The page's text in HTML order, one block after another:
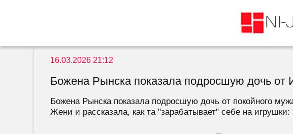
16.03.2026 21:12
Божена Рынска показала подросшую дочь от
Божена Рынска показала подросшую дочь от покойного
Жени и рассказала, как та "зарабатывает" себе на игрушки: